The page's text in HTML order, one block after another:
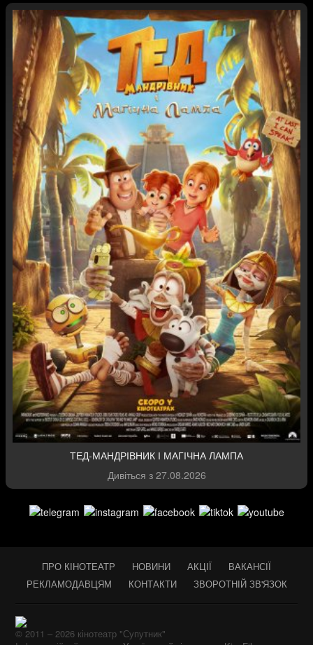
ТЕД-МАНДРІВНИК І МАГІЧНА ЛАМПА
Дивіться з 27.08.2026
ПРО КІНОТЕАТР НОВИНИ АКЦІЇ
ВАКАНСІЇ
РЕКЛАМОДАВЦЯМ
КОНТАКТИ ЗВОРОТНІЙ ЗВ'ЯЗОК
© 2011 – 2026 кінотеатр "Супутник"